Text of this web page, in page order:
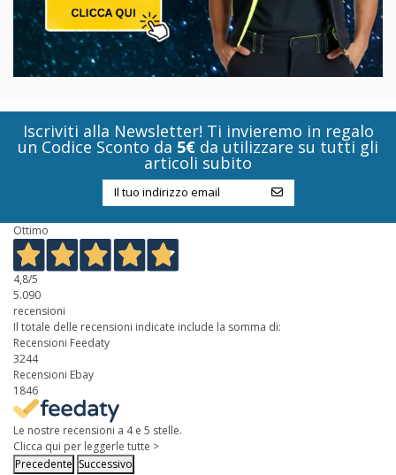
Iscriviti alla Newsletter! Ti invieremo in regalo
un Codice Sconto da 5€ da utilizzare su tutti gli
articoli subito
Ottimo
4,8/5
5.090
recensioni
Il totale delle recensioni indicate include la somma di:
Recensioni Feedaty
3244
Recensioni Ebay
1846
Le nostre recensioni a 4 e 5 stelle.
Clicca qui per leggerle tutte >
Precedente Successivo